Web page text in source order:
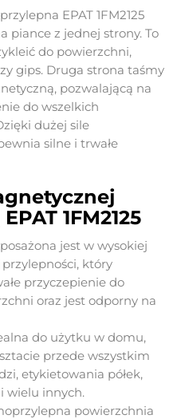
EPAT 1FM2125
piance z jednej strony. To
do powierzchni,
gips. Druga strona taśmy
pozwalającą na
do wszelkich
dużej sile
silne i trwałe
1FM2125
jest w wysokiej
który
przyczepienie do
oraz jest odporny na
do użytku w domu,
przede wszystkim
etykietowania półek,
wielu innych.
powierzchnia